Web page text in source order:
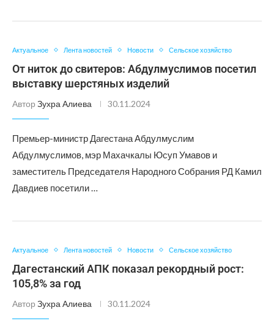
Актуальное Лента новостей Новости Сельское хозяйство
От ниток до свитеров: Абдулмуслимов посетил
выставку шерстяных изделий
Автор Зухра Алиева 30.11.2024
Премьер-министр Дагестана Абдулмуслим
Абдулмуслимов, мэр Махачкалы Юсуп Умавов и
заместитель Председателя Народного Собрания РД Камил
Давдиев посетили …
Актуальное Лента новостей Новости Сельское хозяйство
Дагестанский АПК показал рекордный рост:
105,8% за год
Автор Зухра Алиева 30.11.2024